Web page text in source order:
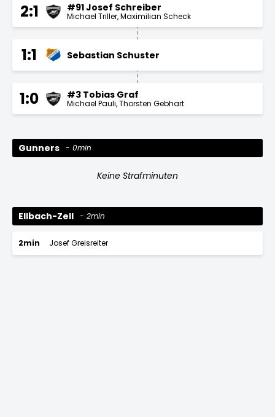
2:1 #91 Josef Schreiber
Michael Triller Maximilian Scheck
1:1 Sebastian Schuster
1:0 #3 Tobias Graf
Michael Pauli Thorsten Gebhart
Gunners 0min
Keine Strafminuten
Ellbach-Zell 2min
2min Josef Greisreiter